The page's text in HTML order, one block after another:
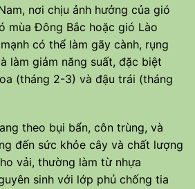
nơi chịu ảnh hưởng của gió
mùa Đông Bắc hoặc gió Lào
có thể làm gãy cành, rụng
làm giảm năng suất, đặc biệt
(tháng 2-3) và đậu trái (tháng
theo bụi bẩn, côn trùng, và
đến sức khỏe cây và chất lượng
vải, thường làm từ nhựa
sinh với lớp phủ chống tia